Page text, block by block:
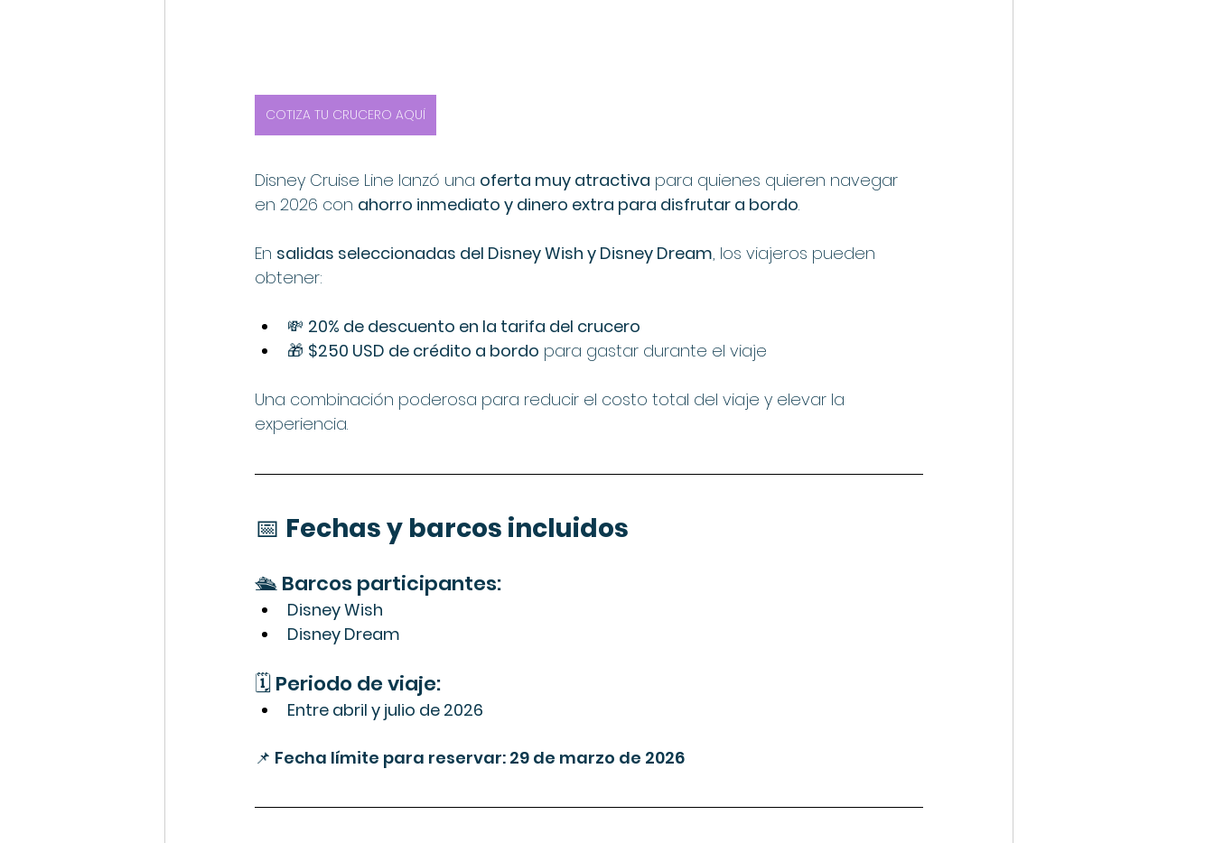
COTIZA TU CRUCERO AQUÍ
Disney Cruise Line lanzó una oferta muy atractiva para quienes quieren navegar
en 2026 con ahorro inmediato y dinero extra para disfrutar a bordo.
En salidas seleccionadas del Disney Wish y Disney Dream, los viajeros pueden
obtener:
💸 20% de descuento en la tarifa del crucero
🎁 $250 USD de crédito a bordo para gastar durante el viaje
Una combinación poderosa para reducir el costo total del viaje y elevar la
experiencia.
📅 Fechas y barcos incluidos
🛳️ Barcos participantes:
Disney Wish
Disney Dream
🗓️ Periodo de viaje:
Entre abril y julio de 2026
📌 Fecha límite para reservar: 29 de marzo de 2026